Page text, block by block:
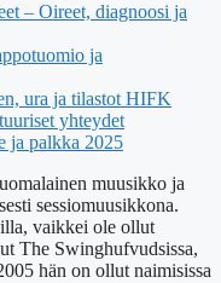
– Oireet, diagnoosi ja
ja
ura ja tilastot HIFK
yhteydet
ja palkka 2025
muusikko ja
sessiomuusikkona.
vaikkei ole ollut
The Swinghufvudsissa,
hän on ollut naimisissa